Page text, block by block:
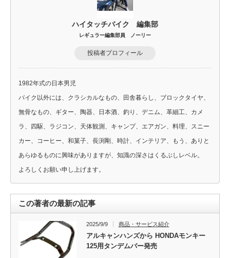
ハイタッチバイク 編集部
レギュラー編集部員 ノーリー
投稿者プロフィール
1982年式の日本男児
バイク以外には、クラシカルなもの、田舎暮らし、ブロックタイヤ、
無骨なもの、ギター、陶器、日本酒、釣り、デニム、革細工、カメ
ラ、四駆、ラジコン、天体観測、キャンプ、エアガン、料理、スニー
カー、コーヒー、和菓子、長渕剛、時計、インテリア、もう、ありと
あらゆるものに興味がありますが、知識の深さはくるぶしレベル。
よろしくお願い申し上げます。
この著者の最新の記事
2025/9/9 商品・サービス紹介
アルキャンハンズから HONDAモンキー
125用タンデムバー発売